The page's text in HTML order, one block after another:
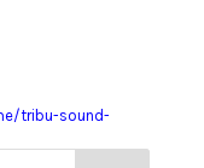
tribu-sound-